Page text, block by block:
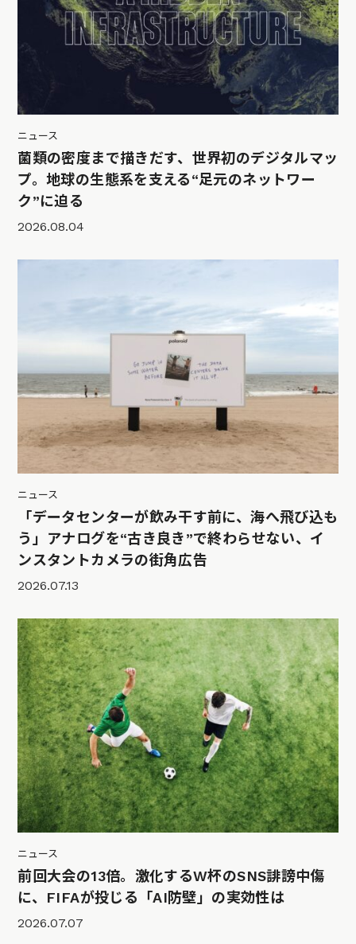
ニュース
菌類の密度まで描きだす、世界初のデジタルマッ
プ。地球の生態系を支える“足元のネットワー
ク”に迫る
2026.08.04
ニュース
「データセンターが飲み干す前に、海へ飛び込も
う」アナログを“古き良き”で終わらせない、イ
ンスタントカメラの街角広告
2026.07.13
ニュース
前回大会の13倍。激化するW杯のSNS誹謗中傷
に、FIFAが投じる「AI防壁」の実効性は
2026.07.07